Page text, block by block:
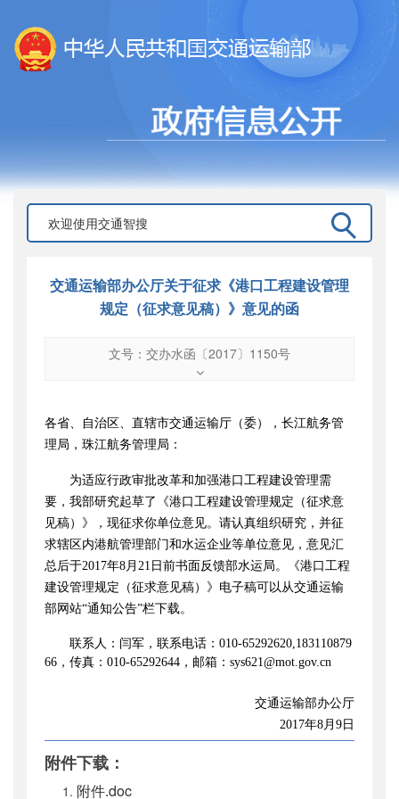
交通运输部办公厅关于征求《港口工程建设管理
规定（征求意见稿）》意见的函
文号：交办水函〔2017〕1150号
交办水函〔2017〕1150号
公开日期 ：2017年08月10日
主题词：交通运输部办公厅关于征求《港口工
机构分类：水运局
主题分类：公众参与
公文类型：部办公厅函
各省、自治区、直辖市交通运输厅（委），长江航务管
理局，珠江航务管理局：
为适应行政审批改革和加强港口工程建设管理需
要，我部研究起草了《港口工程建设管理规定（征求意
见稿）》，现征求你单位意见。请认真组织研究，并征
求辖区内港航管理部门和水运企业等单位意见，意见汇
总后于2017年8月21日前书面反馈部水运局。《港口工程
建设管理规定（征求意见稿）》电子稿可以从交通运输
部网站“通知公告”栏下载。
联系人：闫军，联系电话：010-65292620,183110879
66，传真：010-65292644，邮箱：sys621@mot.gov.cn
交通运输部办公厅
2017年8月9日
附件下载：
附件.doc